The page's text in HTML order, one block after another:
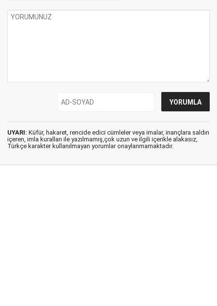
UYARI: Küfür, hakaret, rencide edici cümleler veya imalar, inançlara saldırı
içeren, imla kuralları ile yazılmamış,çok uzun ve ilgili içerikle alakasız,
Türkçe karakter kullanılmayan yorumlar onaylanmamaktadır.